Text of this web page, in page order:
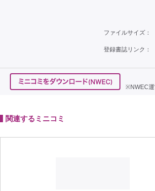
ファイルサイズ：
登録書誌リンク：
※NWEC運
関連するミニコミ